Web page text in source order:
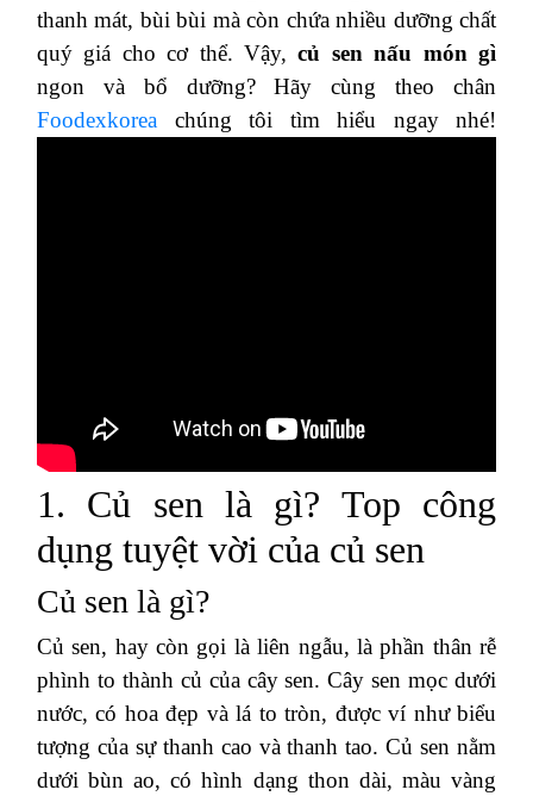
thanh mát, bùi bùi mà còn chứa nhiều dưỡng chất
quý giá cho cơ thể. Vậy,củ sen nấu món gì
ngon và bổ dưỡng? Hãy cùng theo chân
Foodexkorea chúng tôi tìm hiểu ngay nhé!
1. Củ sen là gì? Top công
dụng tuyệt vời của củ sen
Củ sen là gì?
Củ sen, hay còn gọi là liên ngẫu, là phần thân rễ
phình to thành củ của cây sen. Cây sen mọc dưới
nước, có hoa đẹp và lá to tròn, được ví như biểu
tượng của sự thanh cao và thanh tao. Củ sen nằm
dưới bùn ao, có hình dạng thon dài, màu vàng